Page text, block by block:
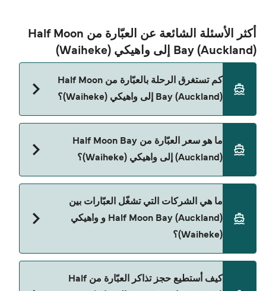
أكثر الأسئلة الشائعة عن العبّارة من Half Moon
Bay (Auckland) إلى واهيكي (Waiheke)
كم تستغرق الرحلة بالعبّارة من Half Moon
Bay (Auckland) إلى واهيكي (Waiheke)؟
واهيكي (Waiheke) تقريباً 1 الساعة. مدة الإبحار ممكن
تختلف حسب الموسم والشركة، لذلك ننصحك بمراجعة
الأوقات المباشرة باستخدام Direct Ferries Deal
ما هو سعر العبّارة من Half Moon Bay
(Auckland) إلى واهيكي (Waiheke)؟
واهيكي (Waiheke) يختلف حسب الموسم. متوسط سعر
الرحلة هو 503٫83 ر.ق.‏SAR. السعر لا يشمل رسوم
الحجز.
ما هي الشركات التي تشغّل العبّارات بين
Half Moon Bay (Auckland) و واهيكي
(Waiheke)؟
Moon Bay (Auckland) إلى واهيكي (Waiheke).
كيف أستطيع حجز تذاكر العبّارة من Half